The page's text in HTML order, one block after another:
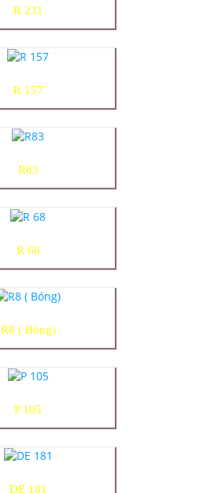
R 231
R 157
R83
R 68
R8 ( Bóng)
P 105
DE 181